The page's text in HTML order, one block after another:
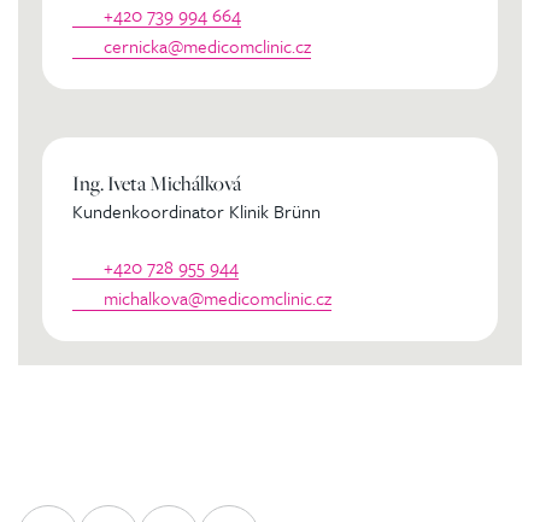
+420 739 994 664
cernicka@medicomclinic.cz
Ing. Iveta Michálková
Kundenkoordinator Klinik Brünn
+420 728 955 944
michalkova@medicomclinic.cz